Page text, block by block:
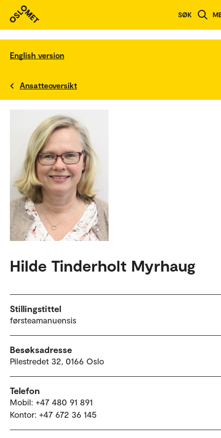
SØK
English version
Ansatteoversikt
Hilde Tinderholt Myrhaug
Stillingstittel
førsteamanuensis
Besøksadresse
Pilestredet 32, 0166 Oslo
Telefon
Mobil: +47 480 91 891
Kontor: +47 672 36 145